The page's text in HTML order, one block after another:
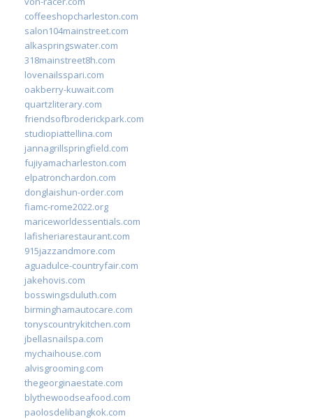
coffeeshopcharleston.com
salon104mainstreet.com
alkaspringswater.com
318mainstreet8h.com
lovenailsspari.com
oakberry-kuwait.com
quartzliterary.com
friendsofbroderickpark.com
studiopiattellina.com
jannagrillspringfield.com
fujiyamacharleston.com
elpatronchardon.com
donglaishun-order.com
fiamc-rome2022.org
mariceworldessentials.com
lafisheriarestaurant.com
915jazzandmore.com
aguadulce-countryfair.com
jakehovis.com
bosswingsduluth.com
birminghamautocare.com
tonyscountrykitchen.com
jbellasnailspa.com
mychaihouse.com
alvisgrooming.com
thegeorginaestate.com
blythewoodseafood.com
paolosdelibangkok.com